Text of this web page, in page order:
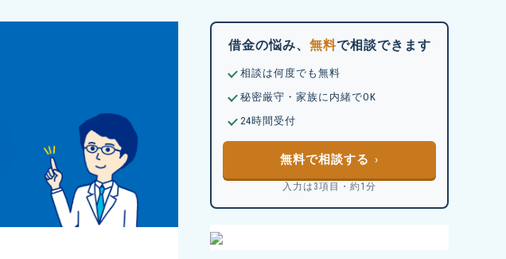
借金の悩み、 無料で相談できます
相談は何度でも無料
秘密厳守・家族に内緒でOK
24時間受付
無料で相談する
入力は3項目・約1分